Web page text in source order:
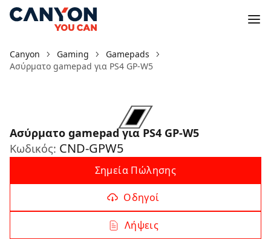
Canyon Gaming
Gamepads
Ασύρματο gamepad για PS4 GP-W5
Ασύρματο gamepad για PS4 GP-W5
Κωδικός: CND-GPW5
Σημεία Πώλησης
Οδηγοί
Λήψεις